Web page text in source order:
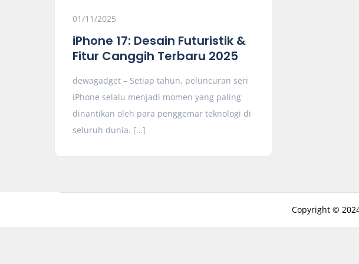
01/11/2025
iPhone 17: Desain Futuristik &
Fitur Canggih Terbaru 2025
dewagadget – Setiap tahun, peluncuran seri
iPhone selalu menjadi momen yang paling
dinantikan oleh para penggemar teknologi di
seluruh dunia. […]
Copyright ©